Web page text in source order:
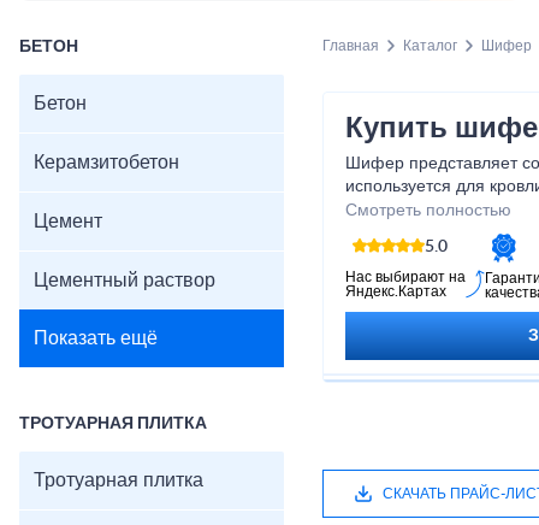
БЕТОН
Бетон
Керамзитобетон
Цемент
Цементный раствор
Показать ещё
ТРОТУАРНАЯ ПЛИТКА
Тротуарная плитка
Главная Каталог Шифер
Купить
Шифер представляет
используется для
разные размеры, формы
удобным в
непресованной
обеспечивает ему
отлично справляется с
годы.
Смотреть полностью
5.0
Нас выбирают на
Яндекс.Картах
СКАЧАТЬ ПРАЙС-